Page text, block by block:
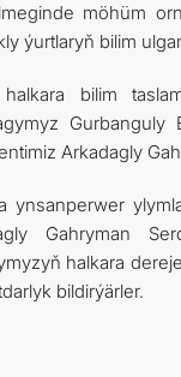
möhüm
ýurtlaryň bilim
bilim
Arkadagly
ynsanperwer
Gahryman
halkara
bildirýärler.